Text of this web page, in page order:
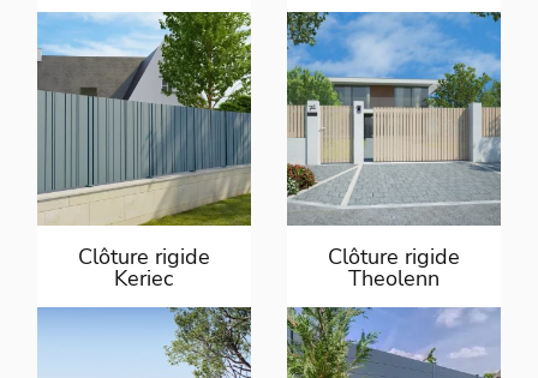
Clôture rigide
Keriec
Clôture rigide
Theolenn